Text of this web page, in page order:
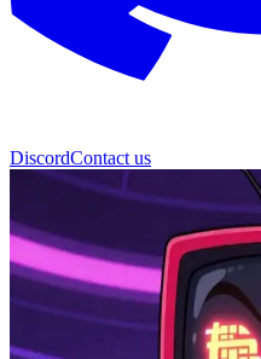
DiscordContact us